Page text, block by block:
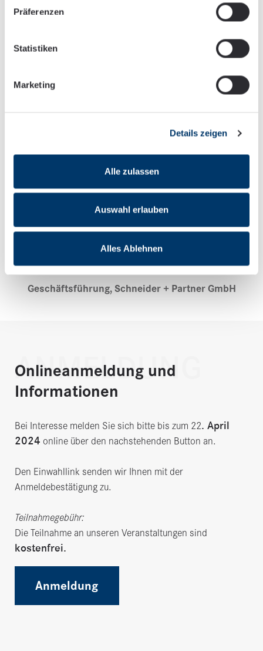
Präferenzen
Statistiken
Marketing
Details zeigen
Alle zulassen
Auswahl erlauben
Alles Ablehnen
Michael Liedtke
Geschäftsführung, Schneider + Partner GmbH
ANMELDUNG
Onlineanmeldung und
Informationen
Bei Interesse melden Sie sich bitte bis zum 22. April
2024 online über den nachstehenden Button an.
Den Einwahllink senden wir Ihnen mit der
Anmeldebestätigung zu.
Teilnahmegebühr:
Die Teilnahme an unseren Veranstaltungen sind
kostenfrei.
Anmeldung